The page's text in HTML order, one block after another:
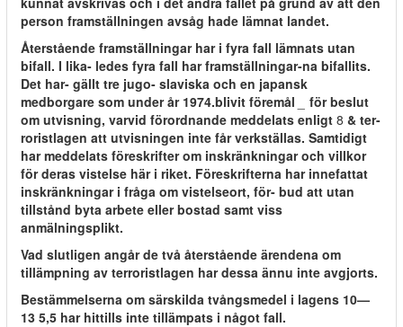
person framställningen avsåg hade lämnat landet.
Återstående framställningar har i fyra fall lämnats utan
bifall. I lika- ledes fyra fall har framställningar-na bifallits.
Det har- gällt tre jugo- slaviska och en japansk
medborgare som under år 1974.blivit föremål
för beslut
om utvisning, varvid förordnande meddelats enligt 8 & ter-
roristlagen att utvisningen inte får verkställas. Samtidigt
har meddelats föreskrifter om inskränkningar och villkor
för deras vistelse här i riket. Föreskrifterna har innefattat
inskränkningar i fråga om vistelseort, för- bud att utan
tillstånd byta arbete eller bostad samt viss
anmälningsplikt.
Vad slutligen angår de två återstående ärendena om
tillämpning av terroristlagen har dessa ännu inte avgjorts.
Bestämmelserna om särskilda tvångsmedel i lagens 10—
13 5,5 har hittills inte tillämpats i något fall.